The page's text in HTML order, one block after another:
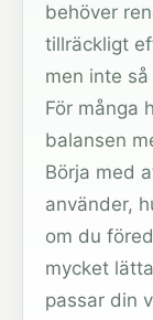
behöver
tillräckligt
men inte
För många
balansen
Börja med
använder,
om du
mycket
passar din